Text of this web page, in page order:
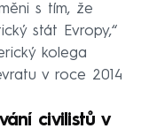
s tím, že
stát Evropy,“
kolega
v roce 2014
civilistů v